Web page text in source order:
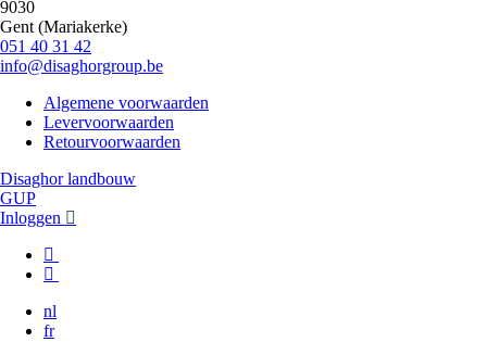
9030
Gent (Mariakerke)
051 40 31 42
info@disaghorgroup.be
Commerce
menu
Algemene voorwaarden
Levervoorwaarden
Retourvoorwaarden
Disaghor landbouw
GUP
Inloggen
nl
fr